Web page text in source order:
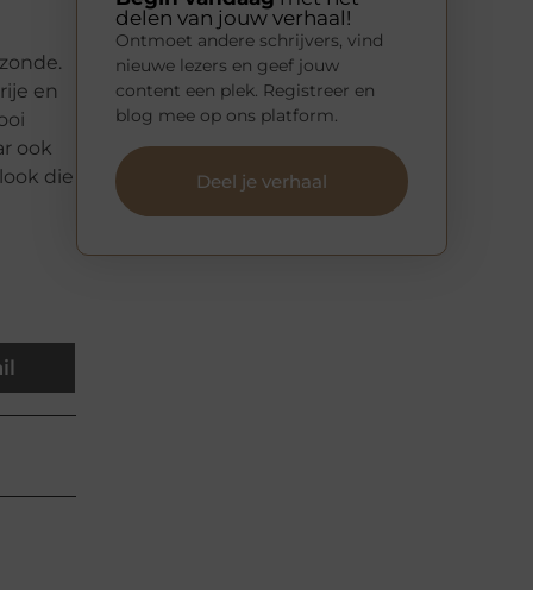
en
ook
die
delen van jouw verhaal!
Ontmoet andere schrijvers, vind
nieuwe lezers en geef jouw
content een plek. Registreer en
blog mee op ons platform.
Deel je verhaal